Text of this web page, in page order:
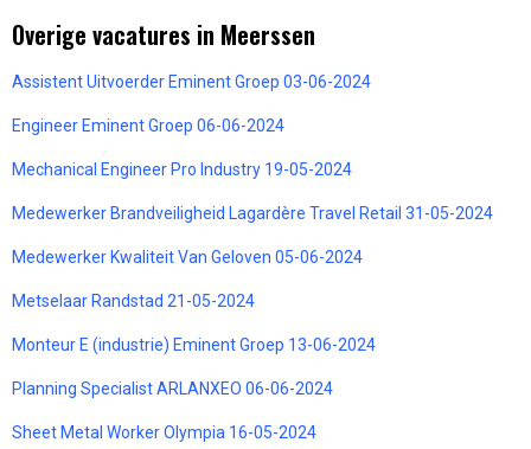
Overige vacatures in Meerssen
Assistent Uitvoerder Eminent Groep 03-06-2024
Engineer Eminent Groep 06-06-2024
Mechanical Engineer Pro Industry 19-05-2024
Medewerker Brandveiligheid Lagardère Travel Retail 31-05-2024
Medewerker Kwaliteit Van Geloven 05-06-2024
Metselaar Randstad 21-05-2024
Monteur E (industrie) Eminent Groep 13-06-2024
Planning Specialist ARLANXEO 06-06-2024
Sheet Metal Worker Olympia 16-05-2024